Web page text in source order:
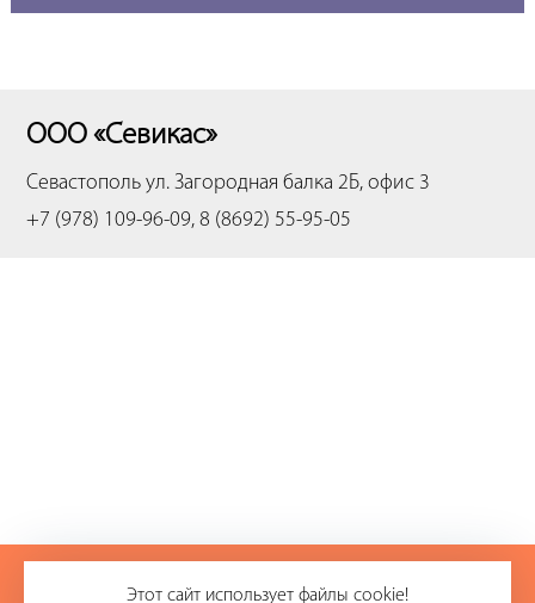
ООО «Севикас»
Севастополь ул. Загородная балка 2Б, офис 3
+7 (978) 109-96-09, 8 (8692) 55-95-05
+7 (978) 109-96-09
Этот сайт использует файлы cookie!